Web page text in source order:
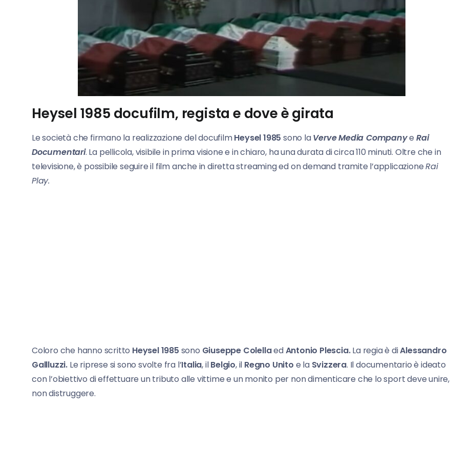
Heysel 1985 docufilm, regista e dove è girata
Le società che firmano la realizzazione del docufilmHeysel 1985 sono laVerve Media CompanyeRai
Documentari. La pellicola, visibile in prima visione e in chiaro, ha una durata di circa 110 minuti. Oltre che in
televisione, è possibile seguire il film anche in diretta streaming ed on demand tramite l’applicazioneRai
Play.
Coloro che hanno scritto Heysel 1985 sono Giuseppe ColellaedAntonio Plescia.La regia è diAlessandro
Gallluzzi. Le riprese si sono svolte fra l’Italia, ilBelgio, il Regno Unito e la Svizzera. Il documentario è ideato
con l’obiettivo di effettuare un tributo alle vittime e un monito per non dimenticare che lo sport deve unire,
non distruggere.